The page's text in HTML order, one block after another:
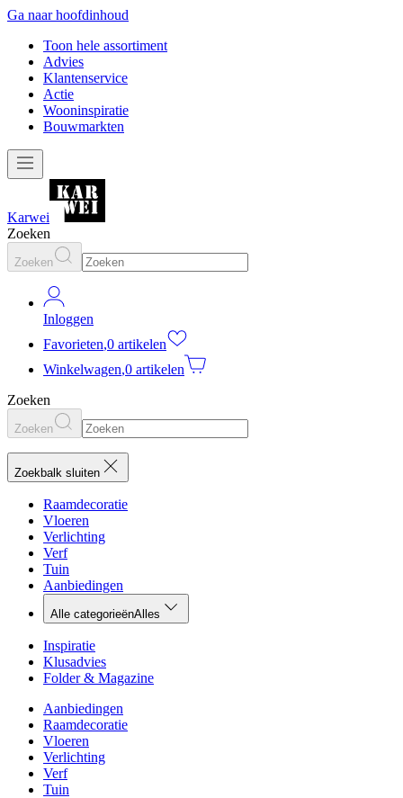
Ga naar hoofdinhoud
Toon hele assortiment
Advies
Klantenservice
Actie
Wooninspiratie
Bouwmarkten
Karwei
Zoeken
Zoeken
Inloggen
Favorieten,0 artikelen
Winkelwagen,0 artikelen
Zoeken
Zoeken
Zoekbalk sluiten
Raamdecoratie
Vloeren
Verlichting
Verf
Tuin
Aanbiedingen
Alle categorieënAlles
Inspiratie
Klusadvies
Folder & Magazine
Aanbiedingen
Raamdecoratie
Vloeren
Verlichting
Verf
Tuin